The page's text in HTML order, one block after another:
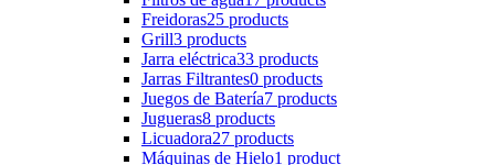
Freidoras25 products
Grill3 products
Jarra eléctrica33 products
Jarras Filtrantes0 products
Juegos de Batería7 products
Jugueras8 products
Licuadora27 products
Máquinas de Hielo1 product